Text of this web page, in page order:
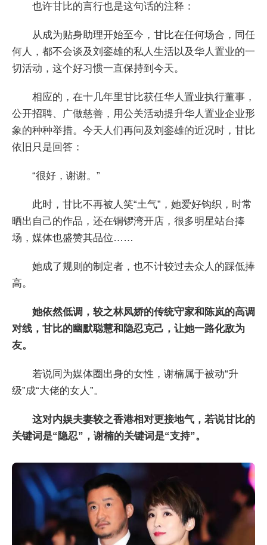
也许甘比的言行也是这句话的注释：
从成为贴身助理开始至今，甘比在任何场合，同任
何人，都不会谈及刘銮雄的私人生活以及华人置业的一
切活动，这个好习惯一直保持到今天。
相应的，在十几年里甘比获任华人置业执行董事，
公开招聘、广做慈善，用公关活动提升华人置业企业形
象的种种举措。今天人们再问及刘銮雄的近况时，甘比
依旧只是回答：
“很好，谢谢。”
此时，甘比不再被人笑“土气”，她爱好钩织，时常
晒出自己的作品，还在铜锣湾开店，很多明星站台捧
场，媒体也盛赞其品位……
她成了规则的制定者，也不计较过去众人的踩低捧
高。
她依然低调，较之林凤娇的传统守家和陈岚的高调
对线，甘比的幽默聪慧和隐忍克己，让她一路化敌为
友。
若说同为媒体圈出身的女性，谢楠属于被动“升
级”成“大佬的女人”。
这对内娱夫妻较之香港相对更接地气，若说甘比的
关键词是“隐忍”，谢楠的关键词是“支持”。